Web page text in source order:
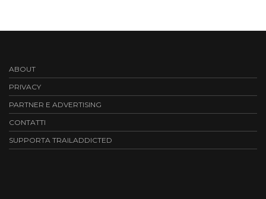
ABOUT
PRIVACY
PARTNER E ADVERTISING
CONTATTI
SUPPORTA TRAILADDICTED